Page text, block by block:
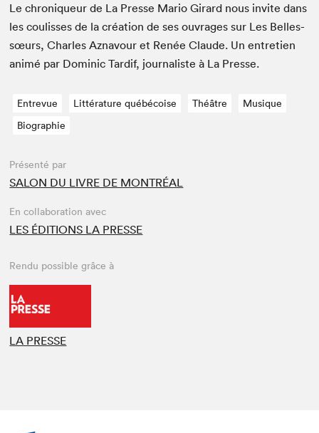
Le chroniqueur de La Presse Mario Girard nous invite dans
les couliss­es de la créa­tion de ses ouvrages sur Les Belles-
sœurs, Charles Aznavour et Renée Claude. Un entre­tien
ani­mé par Dominic Tardif, jour­nal­iste à La Presse.
Entrevue Littérature québécoise Théâtre
Musique
Biographie
Présenté par
SALON DU LIVRE DE MONTRÉAL
En collaboration avec
LES ÉDITIONS LA PRESSE
Rendu possible grâce à
LA PRESSE